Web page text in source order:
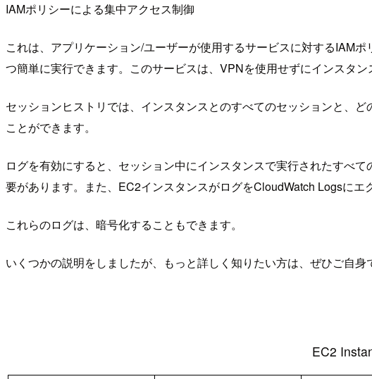
IAMポリシーによる集中アクセス制御
これは、アプリケーション/ユーザーが使用するサービスに対するIAMポ
つ簡単に実行できます。 このサービスは、VPNを使用せずにインスタ
セッションヒストリでは、インスタンスとのすべてのセッションと、
ことができます。
ログを有効にすると、セッション中にインスタンスで実行されたすべ
要があります。また、EC2インスタンスがログをCloudWatch Logsに
これらのログは、暗号化することもできます。
いくつかの説明をしましたが、もっと詳しく知りたい方は、ぜひご自身
EC2